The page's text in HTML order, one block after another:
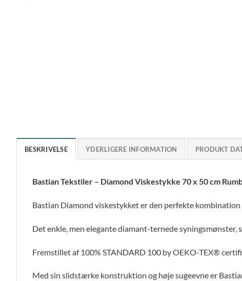
BESKRIVELSE YDERLIGERE INFORMATION PRODUKT
Bastian Tekstiler – Diamond Viskestykke 70 x 50 cm
Bastian Diamond viskestykket er den perfekte
Det enkle, men elegante diamant-ternede
Fremstillet af 100% STANDARD 100 by OEKO-TEX®
Med sin slidstærke konstruktion og høje sugeevne er